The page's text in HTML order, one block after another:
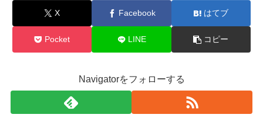
X Facebook はてブ
Pocket LINE コピー
Navigatorをフォローする